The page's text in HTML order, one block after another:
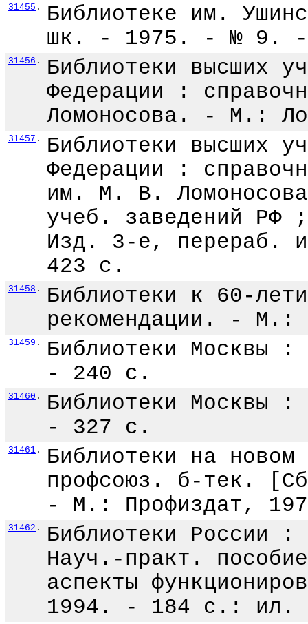
31455 .
Библиотеке им.
шк. - 1975. - № 9.
31456 .
Библиотеки высших
Федерации :
Ломоносова. - М.:
31457 .
Библиотеки высших
Федерации :
им. М. В.
учеб. заведений
Изд. 3-е,
423 с.
31458 .
Библиотеки к 60-
рекомендации. -
31459 .
Библиотеки
- 240 с.
31460 .
Библиотеки
- 327 с.
31461 .
Библиотеки на
профсоюз. б-тек.
- М.: Профиздат,
31462 .
Библиотеки России :
Науч.-практ.
аспекты
1994. - 184 с.: ил.